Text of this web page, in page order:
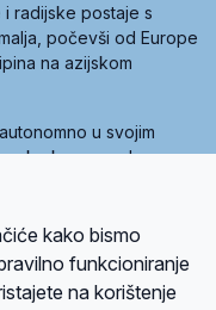
radijske postaje s
počevši od Europe
na azijskom
u svojim
krovne udruge
(World Family of
sedam članica, među
kako bismo
funkcioniranje
na korištenje